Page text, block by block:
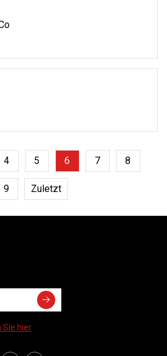
4 5 6 7 8
9 Zuletzt
Sie hier